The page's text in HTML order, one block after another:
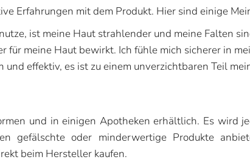
Erfahrungen mit dem Produkt. Hier sind einige
ist meine Haut strahlender und meine Falten
für meine Haut bewirkt. Ich fühle mich sicherer in
und effektiv, es ist zu einem unverzichtbaren Teil
und in einigen Apotheken erhältlich. Es wird
gefälschte oder minderwertige Produkte
beim Hersteller kaufen.